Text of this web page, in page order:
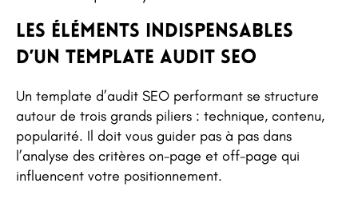
Les éléments indispensables
d’un template audit SEO
Un template d’audit SEO performant se structure
autour de trois grands piliers : technique, contenu,
popularité. Il doit vous guider pas à pas dans
l’analyse des critères on-page et off-page qui
influencent votre positionnement.